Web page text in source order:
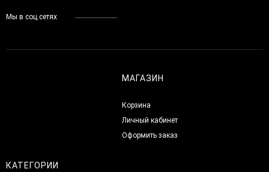
Мы в соц.сетях
МАГАЗИН
Корзина
Личный кабинет
Оформить заказ
КАТЕГОРИИ